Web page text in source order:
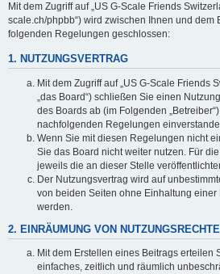
Mit dem Zugriff auf „US G-Scale Friends
scale.ch/phpbb“) wird zwischen Ihnen und dem
folgenden Regelungen geschlossen:
1. NUTZUNGSVERTRAG
Mit dem Zugriff auf „US G-Scale Friends
„das Board“) schließen Sie einen
des Boards ab (im Folgenden
nachfolgenden Regelungen
Wenn Sie mit diesen Regelungen nicht
Sie das Board nicht weiter nutzen. Für
jeweils die an dieser Stelle
Der Nutzungsvertrag wird auf
von beiden Seiten ohne Einhaltung einer
werden.
2. EINRÄUMUNG VON
Mit dem Erstellen eines Beitrags erteilen
einfaches, zeitlich und räumlich